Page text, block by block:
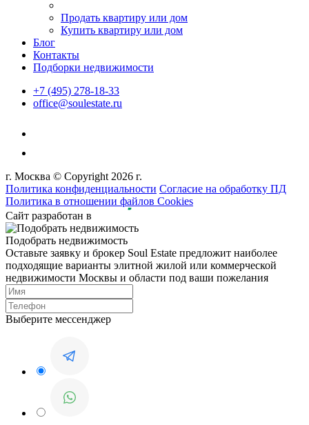
Продать квартиру или дом
Купить квартиру или дом
Блог
Контакты
Подборки недвижимости
+7 (495) 278-18-33
office@soulestate.ru
г. Москва © Copyright 2026 г.
Политика конфиденциальности Согласие на обработку ПД
Политика в отношении файлов Cookies
Сайт разработан в
Подобрать недвижимость
Оставьте заявку и брокер Soul Estate предложит наиболее
подходящие варианты элитной жилой или коммерческой
недвижимости Москвы и области под ваши пожелания
Выберите мессенджер